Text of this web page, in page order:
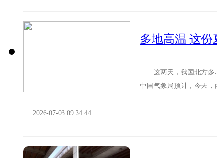
多地高温 这
这两天，我国北方多地
中国气象局预计，今天
2026-07-03 09:34:44